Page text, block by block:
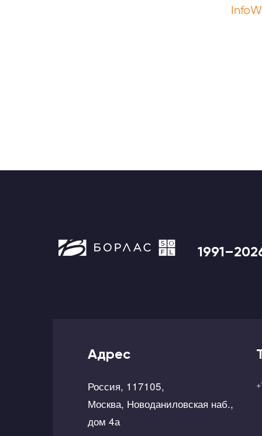
Адрес
Россия, 117105,
Москва, Новоданиловская наб.,
дом 4а